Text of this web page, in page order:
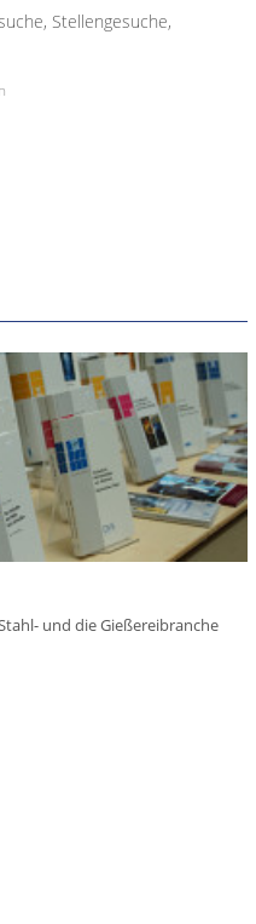
Stellengesuche,
und die Gießereibranche